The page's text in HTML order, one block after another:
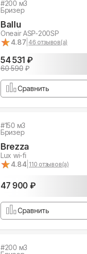
#200 м3
Бризер
Ballu
Oneair ASP-200SP
★
★4.87 46 отзывов(а)
54 531 ₽
60 590₽
Сравнить
#150 м3
Бризер
Brezza
Lux wi-fi
★
★4.84 110 отзывов(а)
47 900 ₽
Сравнить
#200 м3